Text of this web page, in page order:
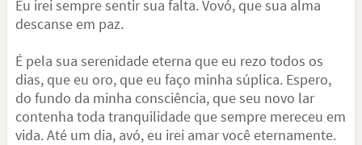
Eu irei sempre sentir sua falta. Vovó, que sua alma
descanse em paz.
É pela sua serenidade eterna que eu rezo todos os
dias, que eu oro, que eu faço minha súplica. Espero,
do fundo da minha consciência, que seu novo lar
contenha toda tranquilidade que sempre mereceu em
vida. Até um dia, avó, eu irei amar você eternamente.